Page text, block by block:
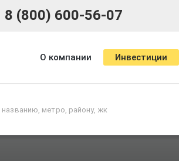
8 (800) 600-56-07
О компании Инвестиции